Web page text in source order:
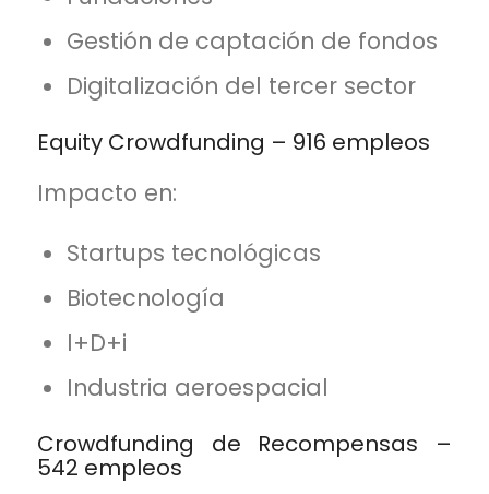
Gestión de captación de fondos
Digitalización del tercer sector
Equity Crowdfunding – 916 empleos
Impacto en:
Startups tecnológicas
Biotecnología
I+D+i
Industria aeroespacial
Crowdfunding de Recompensas –
542 empleos